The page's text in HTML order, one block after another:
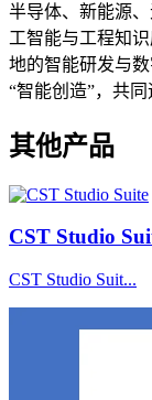
半导体、新能源
工智能与工程知
地的智能研发与
“智能创造”，共
其他产品
CST Studio
CST Studio Suit...